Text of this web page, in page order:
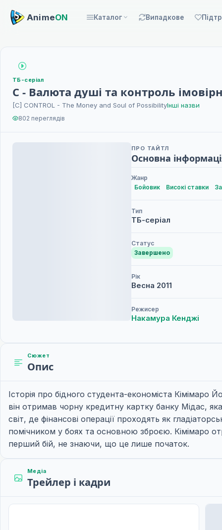
AnimeON Каталог Випадкове
ТБ-серіал
C - Валюта душі та контроль
[C] CONTROL - The Money and Soul of PossibilityІнші назви
802 переглядів
ПРО ТАЙТЛ
Основна
Жанр
Бойовик
Високі ставки
Тип
ТБ-серіал
Статус
Завершено
Рік
Весна 2011
Режисер
Накамура Кенджі
Сюжет
Опис
Історія про бідного студента-економіста Кімімаро
він отримав чорну кредитну картку банку Мідас,
світ, де фінансові операції проходять як
помічником у боях та основною зброєю. Кімімаро
перший бій, не знаючи, що це лише початок.
Медіа
Трейлер і кадри